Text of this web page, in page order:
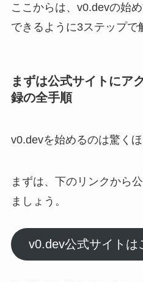
ここからは、v0.devの始
できるように3ステップで
まずは公式サイトにア
録の全手順
v0.devを始めるのは驚くほ
まずは、下のリンクから
ましょう。
v0.dev公式サイトは